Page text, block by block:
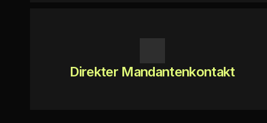
Direkter Mandantenkontakt